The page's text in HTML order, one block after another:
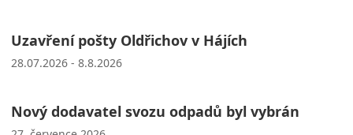
Uzavření pošty Oldřichov v Hájích
28.07.2026 - 8.8.2026
Nový dodavatel svozu odpadů byl vybrán